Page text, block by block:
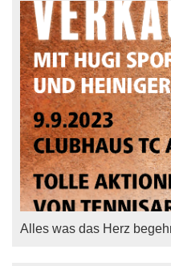
Alles was das Herz